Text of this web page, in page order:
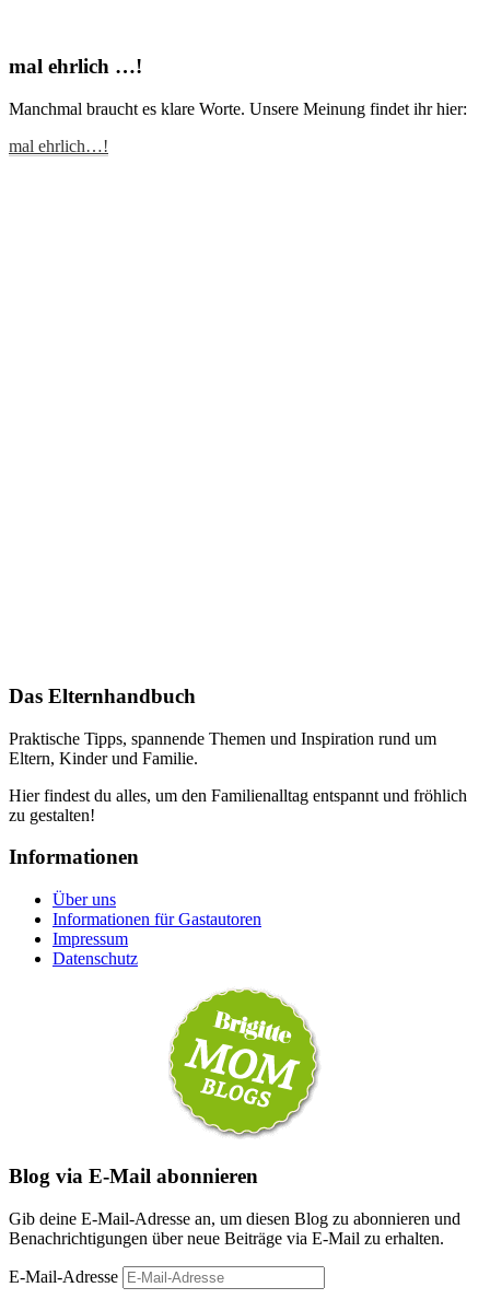
mal ehrlich …!
Manchmal braucht es klare Worte. Unsere Meinung findet ihr hier:
mal ehrlich…!
Das Elternhandbuch
Praktische Tipps, spannende Themen und Inspiration rund um
Eltern, Kinder und Familie.
Hier findest du alles, um den Familienalltag entspannt und fröhlich
zu gestalten!
Informationen
Über uns
Informationen für Gastautoren
Impressum
Datenschutz
Blog via E-Mail abonnieren
Gib deine E-Mail-Adresse an, um diesen Blog zu abonnieren und
Benachrichtigungen über neue Beiträge via E-Mail zu erhalten.
E-Mail-Adresse